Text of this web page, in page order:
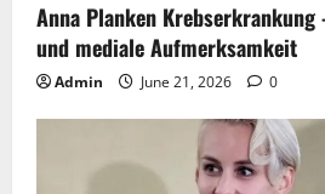
Anna Planken Krebserkrankung
und mediale Aufmerksamkeit
Admin June 21, 2026 0